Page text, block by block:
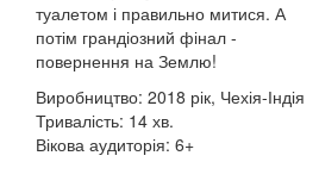
туалетом і правильно митися. А
потім грандіозний фінал -
повернення на Землю!
Виробництво: 2018 рік, Чехія-Індія
Тривалість: 14 хв.
Вікова аудиторія: 6+